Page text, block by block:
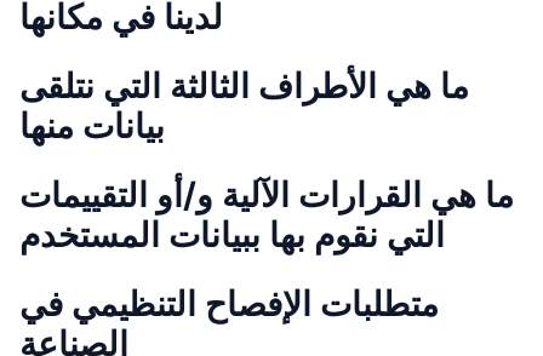
لدينا في مكانها
ما هي الأطراف الثالثة التي نتلقى
بيانات منها
ما هي القرارات الآلية و/أو التقييمات
التي نقوم بها ببيانات المستخدم
متطلبات الإفصاح التنظيمي في
الصناعة